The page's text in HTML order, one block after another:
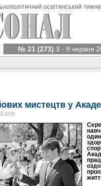
освітянський
№ 21 (273) 3 - 9 червня
мистецтв у
року